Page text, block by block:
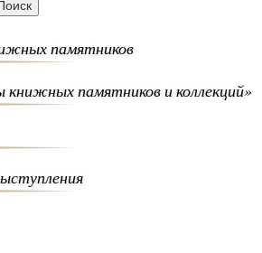
памятников
памятников и коллекций»